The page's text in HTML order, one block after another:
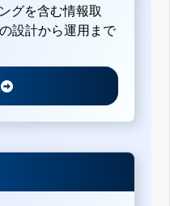
グを含む情報取
設計から運用まで